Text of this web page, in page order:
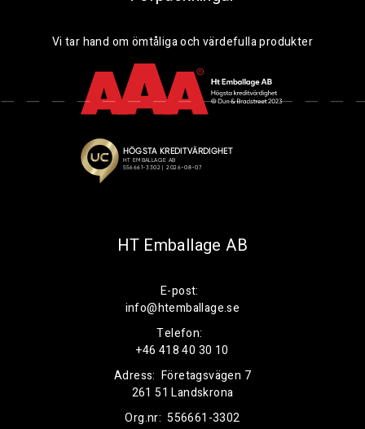
Vi tar hand om ömtåliga och värdefulla produkter
HT Emballage AB
E-post:
info@htemballage.se
Telefon:
+46 418 40 30 10
Adress: Företagsvägen 7
261 51 Landskrona
Org.nr: 556661-3302